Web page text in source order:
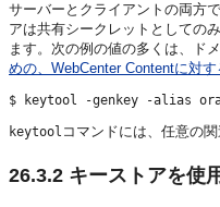
サーバーとクライアントの両方
アは共有シークレットとしての
ます。次の例の値の多くは、ド
めの、WebCenter Contentに対す
$ keytool -genkey -alias
keytool コマンドには、任意の
26.3.2 キーストアを使